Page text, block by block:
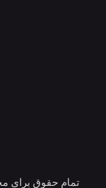
تمام حقوق برای